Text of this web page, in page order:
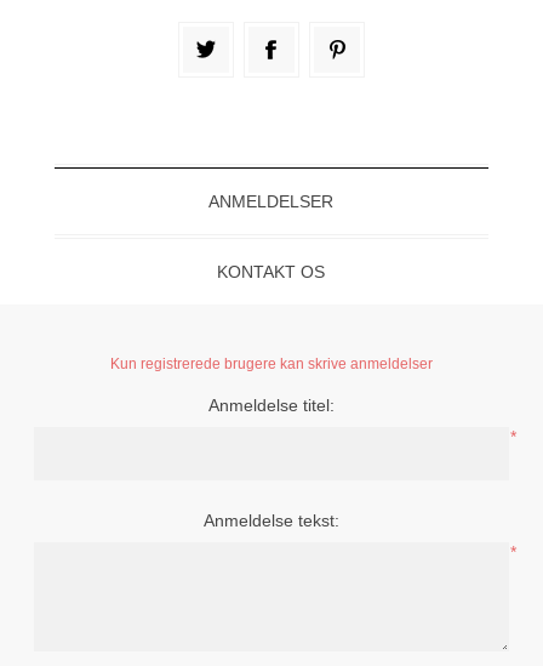
ANMELDELSER
KONTAKT OS
Kun registrerede brugere kan skrive anmeldelser
Anmeldelse titel:
*
Anmeldelse tekst:
*